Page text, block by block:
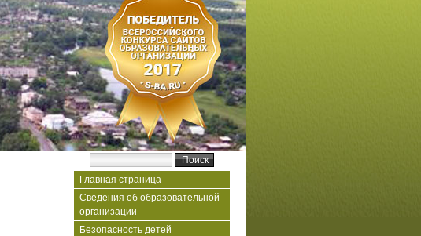
Главная страница
Сведения об образовательной
организации
Безопасность детей